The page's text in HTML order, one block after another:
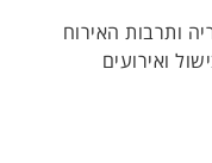
ותרבות האירוח
ואירועים